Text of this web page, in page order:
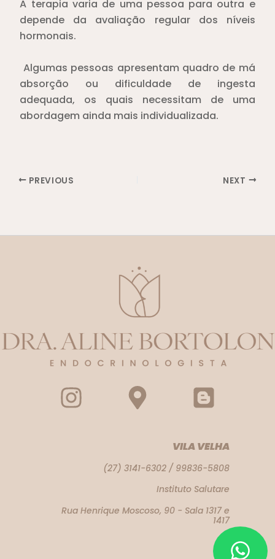
A terapia varia de uma pessoa para outra e
depende da avaliação regular dos níveis
hormonais.
Algumas pessoas apresentam quadro de má
absorção ou dificuldade de ingesta
adequada, os quais necessitam de uma
abordagem ainda mais individualizada.
PREVIOUS NEXT
VILA VELHA
(27) 3141-6302 / 99836-5808
Instituto Salutare
Rua Henrique Moscoso, 90 - Sala 1317 e
1417